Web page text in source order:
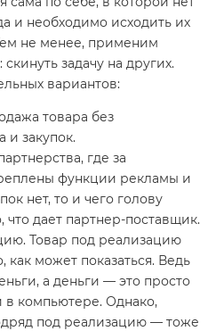
и необходимо исходить их
не менее, применим
задачу на других.
вариантов:
товара без
и закупок.
где за
функции рекламы и
нет, то и чего голову
что дает партнер-поставщик.
Товар под реализацию
как может показаться. Ведь
а деньги — это просто
компьютере. Однако,
под реализацию — тоже